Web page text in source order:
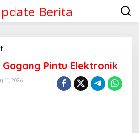
Berita
China
Gagang
Pintu
Elektronik
Pintu Elektronik
11, 2026